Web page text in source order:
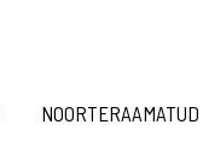
NOORTERAAMATUD